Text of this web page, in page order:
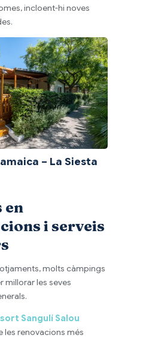
incloent-hi noves
– La Siesta
en
i serveis
molts càmpings
millorar les seves
Sangulí Salou
les renovacions més